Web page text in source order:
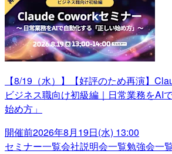
【8/19（水）】【好評のため再演】
ビジネス職向け初級編｜日常業務をAI
始め方」
開催前2026年8月19日(水) 13:00
セミナー一覧会社説明会一覧勉強会一